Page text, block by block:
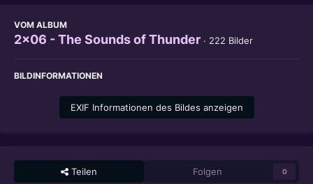
VOM ALBUM
2x06 - The Sounds of Thunder · 222 Bilder
BILDINFORMATIONEN
EXIF Informationen des Bildes anzeigen
Teilen Folgen 0